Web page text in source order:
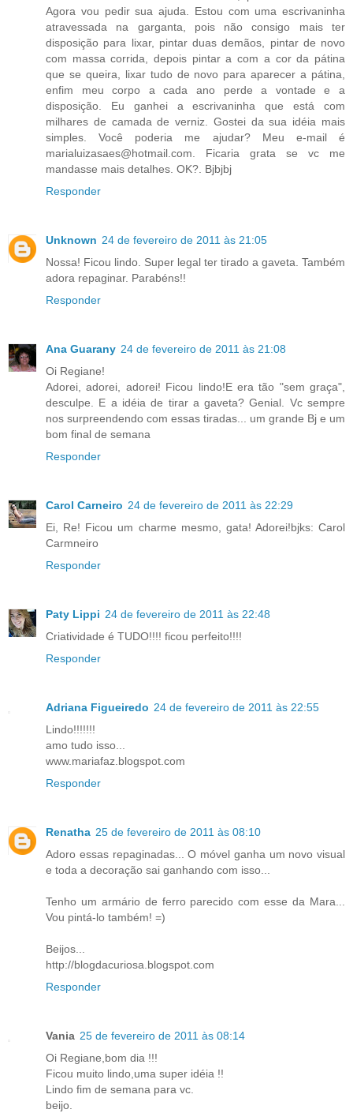
Agora vou pedir sua ajuda. Estou com uma escrivaninha
atravessada na garganta, pois não consigo mais ter
disposição para lixar, pintar duas demãos, pintar de novo
com massa corrida, depois pintar a com a cor da pátina
que se queira, lixar tudo de novo para aparecer a pátina,
enfim meu corpo a cada ano perde a vontade e a
disposição. Eu ganhei a escrivaninha que está com
milhares de camada de verniz. Gostei da sua idéia mais
simples. Você poderia me ajudar? Meu e-mail é
marialuizasaes@hotmail.com. Ficaria grata se vc me
mandasse mais detalhes. OK?. Bjbjbj
Responder
Unknown 24 de fevereiro de 2011 às 21:05
Nossa! Ficou lindo. Super legal ter tirado a gaveta. Também
adora repaginar. Parabéns!!
Responder
Ana Guarany 24 de fevereiro de 2011 às 21:08
Oi Regiane!
Adorei, adorei, adorei! Ficou lindo!E era tão "sem graça",
desculpe. E a idéia de tirar a gaveta? Genial. Vc sempre
nos surpreendendo com essas tiradas... um grande Bj e um
bom final de semana
Responder
Carol Carneiro 24 de fevereiro de 2011 às 22:29
Ei, Re! Ficou um charme mesmo, gata! Adorei!bjks: Carol
Carmneiro
Responder
Paty Lippi 24 de fevereiro de 2011 às 22:48
Criatividade é TUDO!!!! ficou perfeito!!!!
Responder
Adriana Figueiredo 24 de fevereiro de 2011 às 22:55
Lindo!!!!!!!
amo tudo isso...
www.mariafaz.blogspot.com
Responder
Renatha 25 de fevereiro de 2011 às 08:10
Adoro essas repaginadas... O móvel ganha um novo visual
e toda a decoração sai ganhando com isso...
Tenho um armário de ferro parecido com esse da Mara...
Vou pintá-lo também! =)
Beijos...
http://blogdacuriosa.blogspot.com
Responder
Vania 25 de fevereiro de 2011 às 08:14
Oi Regiane,bom dia !!!
Ficou muito lindo,uma super idéia !!
Lindo fim de semana para vc.
beijo.